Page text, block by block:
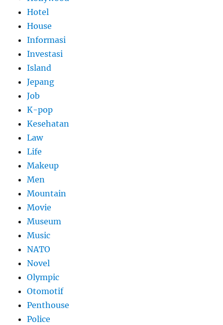
Hotel
House
Informasi
Investasi
Island
Jepang
Job
K-pop
Kesehatan
Law
Life
Makeup
Men
Mountain
Movie
Museum
Music
NATO
Novel
Olympic
Otomotif
Penthouse
Police